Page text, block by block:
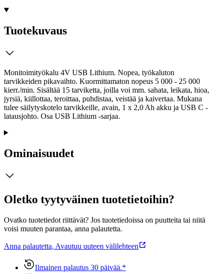
Tuotekuvaus
Monitoimityökalu 4V USB Lithium. Nopea, työkaluton
tarvikkeiden pikavaihto. Kuormittamaton nopeus 5 000 - 25 000
kierr./min. Sisältää 15 tarviketta, joilla voi mm. sahata, leikata, hioa,
jyrsiä, kiillottaa, teroittaa, puhdistaa, veistää ja kaivertaa. Mukana
tulee säilytyskotelo tarvikkeille, avain, 1 x 2,0 Ah akku ja USB C -
latausjohto. Osa USB Lithium -sarjaa.
Ominaisuudet
Oletko tyytyväinen tuotetietoihin?
Ovatko tuotetiedot riittävät? Jos tuotetiedoissa on puutteita tai niitä
voisi muuten parantaa, anna palautetta.
Anna palautetta, Avautuu uuteen välilehteen
Ilmainen palautus 30 päivää.*